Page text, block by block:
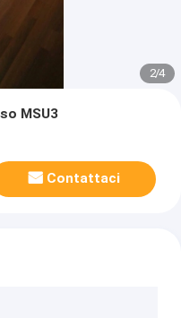
2/4
MSU3
Contattaci